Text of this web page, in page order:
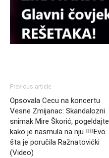
Previous article
Opsovala Cecu na koncertu
Vesne Zmijanac: Skandalozni
snimak Mire Škorić, pogeldajte
kako je nasrnula na nju !!!!Evo
šta je poručila Ražnatovićki
(Video)